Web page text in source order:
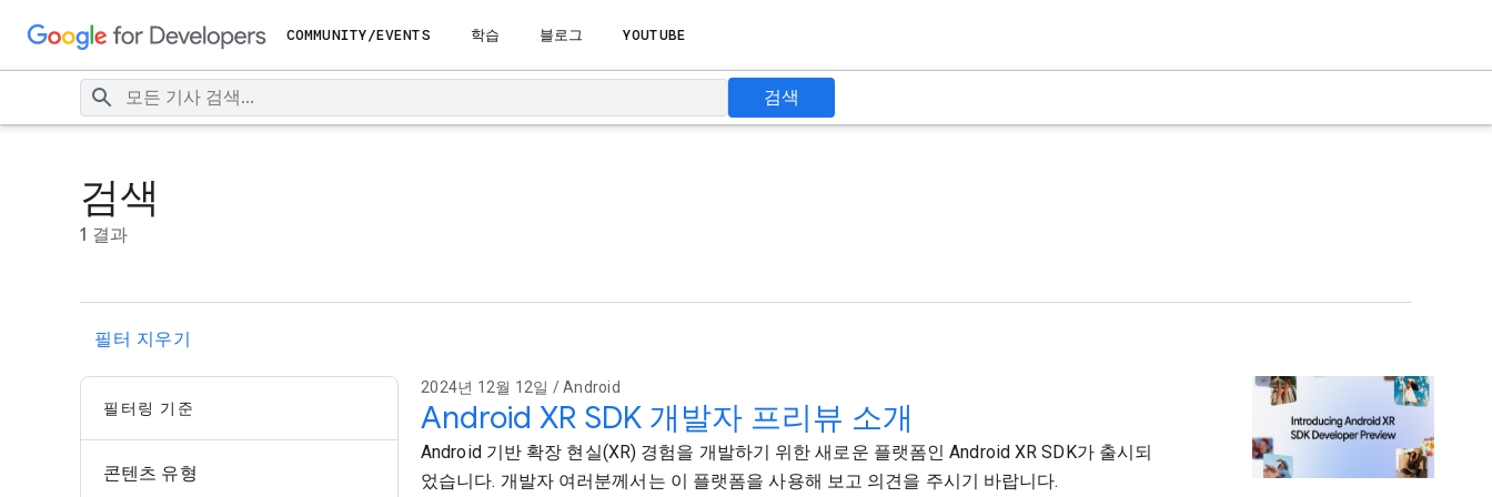
COMMUNITY/EVENTS 학습 블로그 YOUTUBE
검색
검색
1 결과
필터 지우기
필터링 기준
콘텐츠 유형
2024년 12월 12일 / Android
Android XR SDK 개발자 프리뷰 소개
Android 기반 확장 현실(XR) 경험을 개발하기 위한 새로운 플랫폼인 Android XR SDK가 출시되
었습니다. 개발자 여러분께서는 이 플랫폼을 사용해 보고 의견을 주시기 바랍니다.